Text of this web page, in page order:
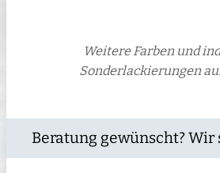
Weitere Farben und
Sonderlackierungen
Beratung gewünscht? Wir